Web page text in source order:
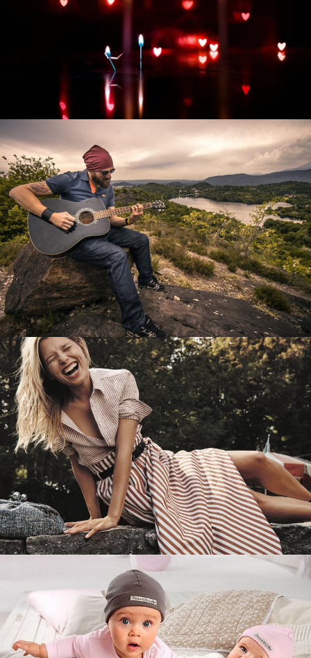
Развитие интернет-магазина "Всё для
праздника"
Смотреть проект
Перевод интернет-магазина
Guitaramania.ru на 1С-Битрикс
Смотреть проект
Имиджевый сайт для сети магазинов
Soho Project
Смотреть проект